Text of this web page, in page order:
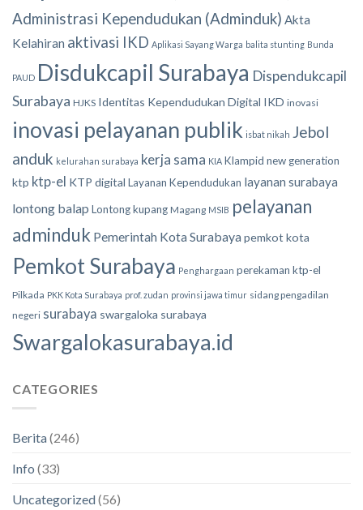
Administrasi Kependudukan (Adminduk) Akta
Kelahiran aktivasi IKD Aplikasi Sayang Warga balita stunting Bunda
PAUD Disdukcapil Surabaya Dispendukcapil
Surabaya HJKS Identitas Kependudukan Digital IKD inovasi
inovasi pelayanan publik isbat nikah Jebol
anduk kelurahan surabaya kerja sama KIA Klampid new generation
ktp ktp-el KTP digital Layanan Kependudukan layanan surabaya
lontong balap Lontong kupang Magang MSIB pelayanan
adminduk Pemerintah Kota Surabaya pemkot kota
Pemkot Surabaya Penghargaan perekaman ktp-el
Pilkada PKK Kota Surabaya prof. zudan provinsi jawa timur sidang pengadilan
negeri surabaya swargaloka surabaya
Swargalokasurabaya.id
CATEGORIES
Berita(246)
Info (33)
Uncategorized(56)